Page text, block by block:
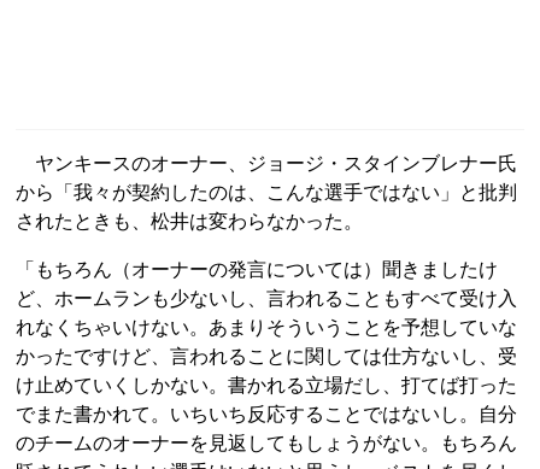
ヤンキースのオーナー、ジョージ・スタインブレナー氏
から「我々が契約したのは、こんな選手ではない」と批判
されたときも、松井は変わらなかった。
「もちろん（オーナーの発言については）聞きましたけ
ど、ホームランも少ないし、言われることもすべて受け入
れなくちゃいけない。あまりそういうことを予想していな
かったですけど、言われることに関しては仕方ないし、受
け止めていくしかない。書かれる立場だし、打てば打った
でまた書かれて。いちいち反応することではないし。自分
のチームのオーナーを見返してもしょうがない。もちろん